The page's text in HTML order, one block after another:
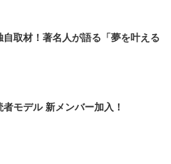
取材！著名人が語る「夢を叶える
モデル 新メンバー加入！